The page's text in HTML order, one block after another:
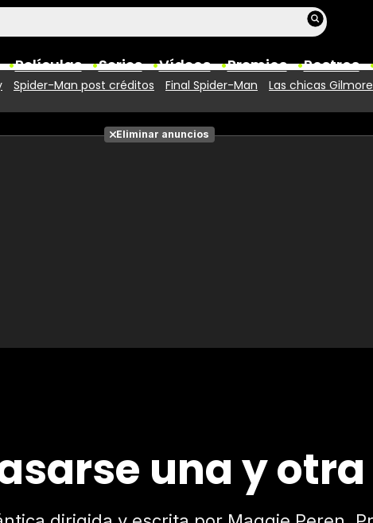
Películas Series Vídeos Premios Rostros
Fotos
Spider-Man post créditos Final Spider-Man Las chicas Gilmore
Eliminar anuncios
una y